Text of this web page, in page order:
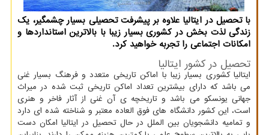
با تحصیل در ایتالیا علاوه بر پیشرفت تحصیلی بسیار چشمگیر، یك
زندگی لذت بخش در كشوری بسیار زیبا با بالاترین استانداردها و
امكانات اجتماعی را تجربه خواهید كرد.
تحصیل در کشور ایتالیا
ایتالیا کشوری بسیار زیبا با اماکن تاریخی متعدد و فرهنگ بسیار غنی
می باشد که دارای بیشترین تعداد اماکن تاریخی ثبت شده در میراث
جهانی یونسکو می باشد و تاریخچه ی آن غنی از آثار فاخر و هنری
است، این کشور دانشگاه های فوق العاده معتبر و شناخته شده ای دارد
و تمامیه دانشجویان بین الملل در حال تحصیل در ایتالیا امکان دست